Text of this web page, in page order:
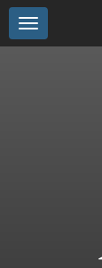
Toggle
navigation